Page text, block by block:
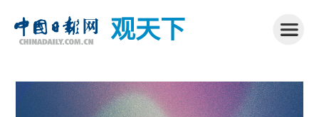
观天下